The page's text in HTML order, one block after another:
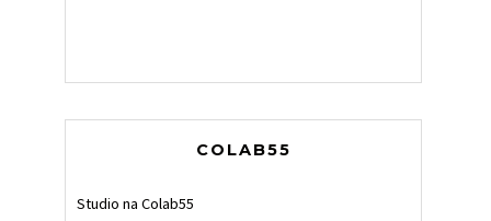
COLAB55
Studio na Colab55